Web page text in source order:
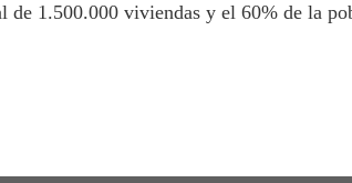
de 1.500.000 viviendas y el 60% de la